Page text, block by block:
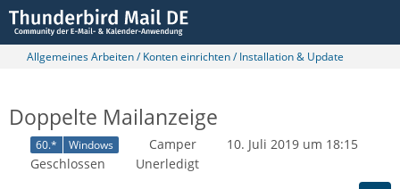
Allgemeines Arbeiten / Konten einrichten / Installation & Update
Doppelte Mailanzeige
60.* Windows Camper
10. Juli 2019 um 18:15
Geschlossen
Unerledigt